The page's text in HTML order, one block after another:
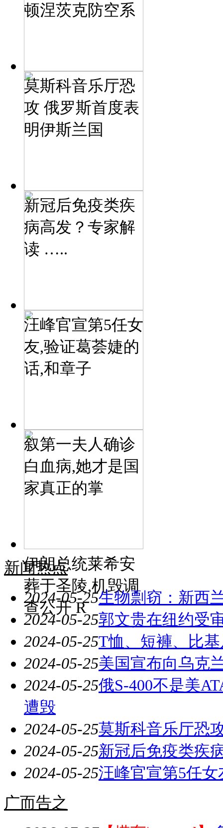
顿涅茨克防空系
莫斯科音乐厅恐
攻 俄罗斯首度表
明伊斯兰国
新冠后免疫类疾
病高发？专家解
读 …..
汪峰官宣第5任女
友,验证葛荟婕的
话,和章子
叙第一夫人确诊
白血病,她才是国
家真正的掌
伊朗总统莱希安
葬于圣陵,机毁调
查公开 R
新闻热点
2024-05-25生物剽窃：新西
2024-05-25郭文贵在纽约受
2024-05-25T恤、短褲、比
2024-05-25美国宣布向乌克
2024-05-25俄S-400不是美
遭毁
2024-05-25莫斯科音乐厅恐
2024-05-25新冠后免疫类疾
2024-05-25汪峰官宣第5任
广而告之